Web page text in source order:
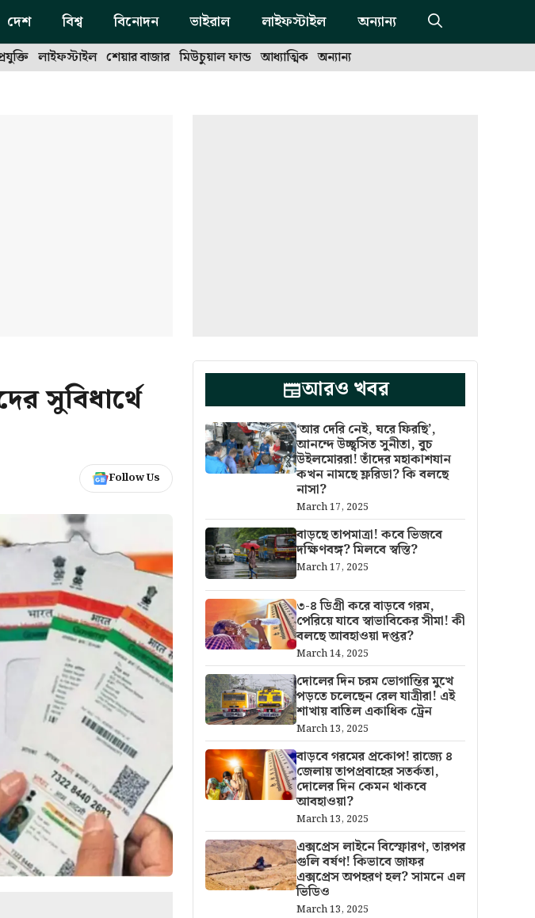
দেশ বিশ্ব বিনোদন ভাইরাল লাইফস্টাইল অন্যান্য
লাইফস্টাইল শেয়ার বাজার মিউচুয়াল ফান্ড আধ্যাত্মিক অন্যান্য
সুবিধার্থে
Follow Us
আরও খবর
‘আর দেরি নেই, ঘরে ফিরছি’,
আনন্দে উচ্ছ্বসিত সুনীতা, বুচ
উইলমোররা! তাঁদের মহাকাশযান
কখন নামছে ফ্লরিডা? কি বলছে
নাসা?
March 17, 2025
বাড়ছে তাপমাত্রা! কবে ভিজবে
দক্ষিণবঙ্গ? মিলবে স্বস্তি?
March 17, 2025
৩-৪ ডিগ্রী করে বাড়বে গরম,
পেরিয়ে যাবে স্বাভাবিকের সীমা! কী
বলছে আবহাওয়া দপ্তর?
March 14, 2025
দোলের দিন চরম ভোগান্তির মুখে
পড়তে চলেছেন রেল যাত্রীরা! এই
শাখায় বাতিল একাধিক ট্রেন
March 13, 2025
বাড়বে গরমের প্রকোপ! রাজ্যে ৪
জেলায় তাপপ্রবাহের সতর্কতা,
দোলের দিন কেমন থাকবে
আবহাওয়া?
March 13, 2025
এক্সপ্রেস লাইনে বিস্ফোরণ, তারপর
গুলি বর্ষণ! কিভাবে জাফর
এক্সপ্রেস অপহরণ হল? সামনে এল
ভিডিও
March 13, 2025